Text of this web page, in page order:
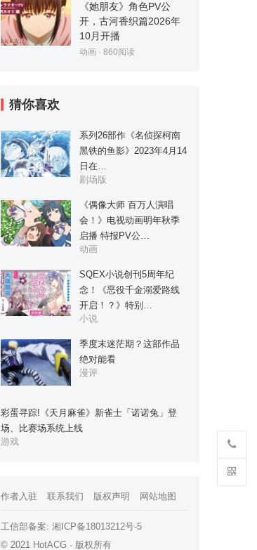
《她朋友》角色PV公
开，古河香织篇2026年
10月开播
动画 · 860阅读
猜你喜欢
系列26部作《名侦探柯南
黑铁的鱼影》2023年4月14
日在…
剧场版
《偶像大师 百万人演唱
会！》电视动画明年秋季
启播 特报PV公…
动画
SQEX小说创刊5周年纪
念！《恶役千金溺爱路线
开启！？》特别…
小说
季度末迷茫期？这部作品
绝对能看
漫评
彩蛋寻踪!《天月麻雀》新雀士「诺诺兔」登
场、比赛场系统上线
游戏
作者入驻 联系我们 版权声明 网站地图
工信部备案: 湘ICP备18013212号-5
© 2021 HotACG · 版权所有